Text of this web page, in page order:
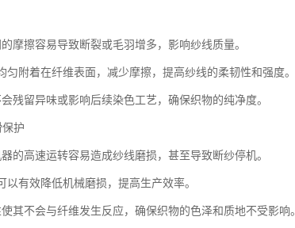
摩擦容易导致断裂或毛羽增多，影响纱线质量。
匀附着在纤维表面，减少摩擦，提高纱线的柔韧性和强度。
残留异味或影响后续染色工艺，确保织物的纯净度。
护
的高速运转容易造成纱线磨损，甚至导致断纱停机。
以有效降低机械磨损，提高生产效率。
其不会与纤维发生反应，确保织物的色泽和质地不受影响。